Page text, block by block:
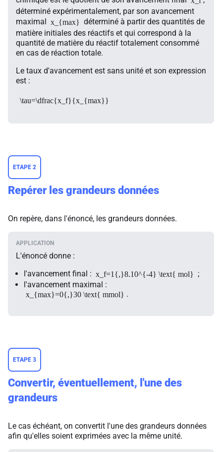
déterminé expérimentalement, par son avancement
maximal
x_{max} déterminé à partir des quantités de
matière initiales des réactifs et qui correspond à la
quantité de matière du réactif totalement consommé
en cas de réaction totale.
Le taux d'avancement est sans unité et son expression
est :
\tau=\dfrac{x_f}{x_{max}}
ETAPE 2
Repérer les grandeurs données
On repère, dans l'énoncé, les grandeurs données.
L'énoncé donne :
l'avancement final : x_f=1{,}8.10^{-4} \text{ mol} ;
l'avancement maximal :
x_{max}=0{,}30 \text{ mmol} .
ETAPE 3
Convertir, éventuellement, l'une des
grandeurs
Le cas échéant, on convertit l'une des grandeurs données
afin qu'elles soient exprimées avec la même unité.